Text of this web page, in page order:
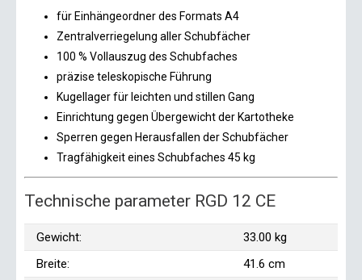
für Einhängeordner des Formats A4
Zentralverriegelung aller Schubfächer
100 % Vollauszug des Schubfaches
präzise teleskopische Führung
Kugellager für leichten und stillen Gang
Einrichtung gegen Übergewicht der Kartotheke
Sperren gegen Herausfallen der Schubfächer
Tragfähigkeit eines Schubfaches 45 kg
Technische parameter RGD 12 CE
Gewicht:
33.00 kg
Breite:
41.6 cm